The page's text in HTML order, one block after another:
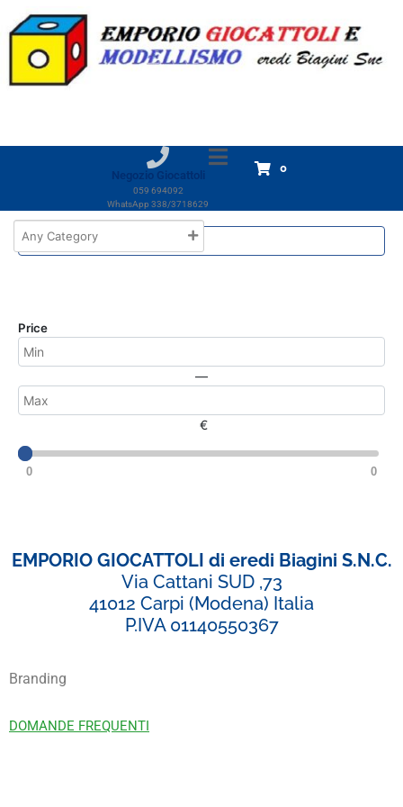
Negozio Giocattoli
059 694092
WhatsApp 338/3718629
0
Home Tinta Unita
Tinta Unita
Non è stato trovato nessun prodotto che
corrisponde alla tua selezione.
Price
—
€
0 0
EMPORIO GIOCATTOLI di eredi Biagini S.N.C.
Via Cattani SUD ,73
41012 Carpi (Modena) Italia
P.IVA 01140550367
Branding
DOMANDE FREQUENTI